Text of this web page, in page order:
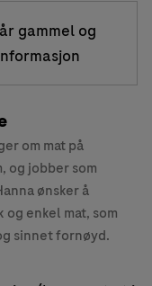
gammel og
om mat på
og jobber som
ønsker å
enkel mat, som
sinnet fornøyd.